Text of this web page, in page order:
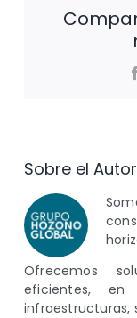
Sobre el
Ofrecemos
eficientes, en
infraestructuras,